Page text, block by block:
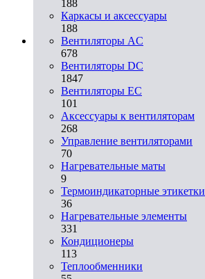
188
Каркасы и аксессуары
188
Вентиляторы AC
678
Вентиляторы DC
1847
Вентиляторы EC
101
Аксессуары к вентиляторам
268
Управление вентиляторами
70
Нагревательные маты
9
Термоиндикаторные этикетки
36
Нагревательные элементы
331
Кондиционеры
113
Теплообменники